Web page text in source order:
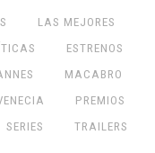
LAS MEJORES
ESTRENOS
MACABRO
PREMIOS
SERIES
TRAILERS